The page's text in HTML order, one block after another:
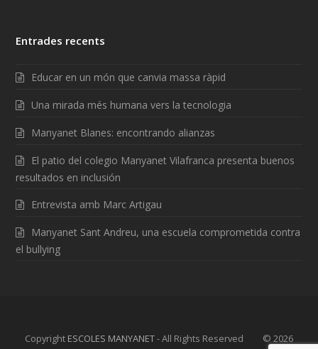
Entrades recents
Educar en un món que canvia massa ràpid
Una mirada més humana vers la tecnologia
Manyanet Blanes: encontrando alianzas
El patio del colegio Manyanet Vilafranca presenta buenos
resultados en inclusión
Entrevista amb Marc Artigau
Manyanet Sant Andreu, una escuela comprometida contra
el bullying
Copyright ESCOLES MANYANET- All Rights Reserved © 2026